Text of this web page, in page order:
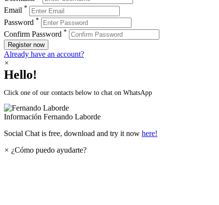
Email *
Password *
Confirm Password *
Register now
Already have an account?
×
Hello!
Click one of our contacts below to chat on WhatsApp
Información Fernando Laborde
Social Chat is free, download and try it now here!
× ¿Cómo puedo ayudarte?